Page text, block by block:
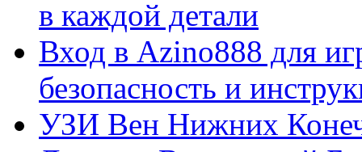
в каждой детали
Вход в Azino888 для
безопасность и
УЗИ Вен Нижних